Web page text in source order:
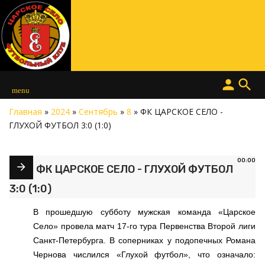
menu search
person
Главная » 2024 » Сентябрь » 8 » ФК ЦАРСКОЕ СЕЛО -
ГЛУХОЙ ФУТБОЛ 3:0 (1:0)
00:00
ФК ЦАРСКОЕ СЕЛО - ГЛУХОЙ ФУТБОЛ
3:0 (1:0)
В прошедшую субботу мужская команда «Царское
Село» провела матч 17-го тура Первенства Второй лиги
Санкт-Петербурга. В соперниках у подопечных Романа
Чернова числился «Глухой футбол», что означало: